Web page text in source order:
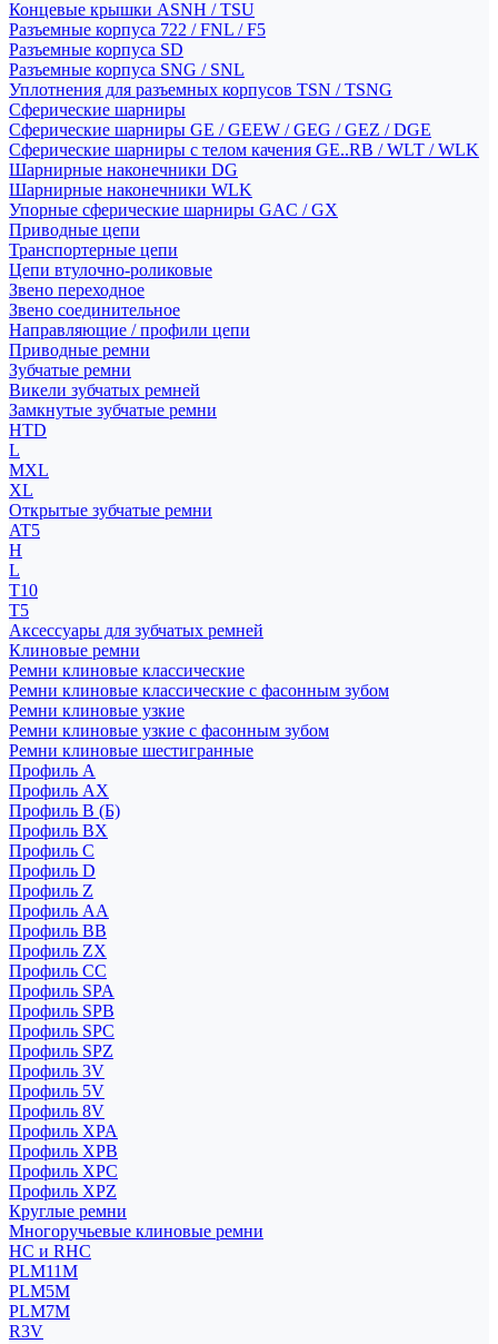
Концевые крышки ASNH / TSU
Разъемные корпуса 722 / FNL / F5
Разъемные корпуса SD
Разъемные корпуса SNG / SNL
Уплотнения для разъемных корпусов TSN / TSNG
Сферические шарниры
Сферические шарниры GE / GEEW / GEG / GEZ / DGE
Сферические шарниры с телом качения GE..RB / WLT / WLK
Шарнирные наконечники DG
Шарнирные наконечники WLK
Упорные сферические шарниры GAC / GX
Приводные цепи
Транспортерные цепи
Цепи втулочно-роликовые
Звено переходное
Звено соединительное
Направляющие / профили цепи
Приводные ремни
Зубчатые ремни
Викели зубчатых ремней
Замкнутые зубчатые ремни
HTD
L
MXL
XL
Открытые зубчатые ремни
AT5
H
L
T10
T5
Аксессуары для зубчатых ремней
Клиновые ремни
Ремни клиновые классические
Ремни клиновые классические с фасонным зубом
Ремни клиновые узкие
Ремни клиновые узкие с фасонным зубом
Ремни клиновые шестигранные
Профиль A
Профиль AX
Профиль B (Б)
Профиль BX
Профиль C
Профиль D
Профиль Z
Профиль АА
Профиль BB
Профиль ZX
Профиль CC
Профиль SPA
Профиль SPB
Профиль SPC
Профиль SPZ
Профиль 3V
Профиль 5V
Профиль 8V
Профиль XPA
Профиль XPB
Профиль XPC
Профиль XPZ
Круглые ремни
Многоручьевые клиновые ремни
HC и RHC
PLM11M
PLM5M
PLM7M
R3V